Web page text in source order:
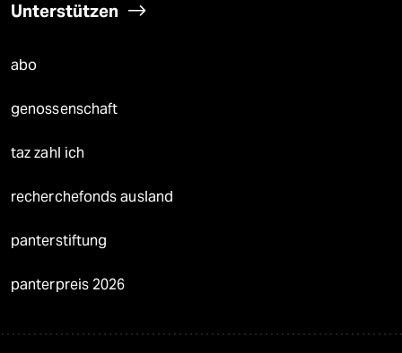
Unterstützen
abo
genossenschaft
taz zahl ich
recherchefonds ausland
panterstiftung
panterpreis 2026